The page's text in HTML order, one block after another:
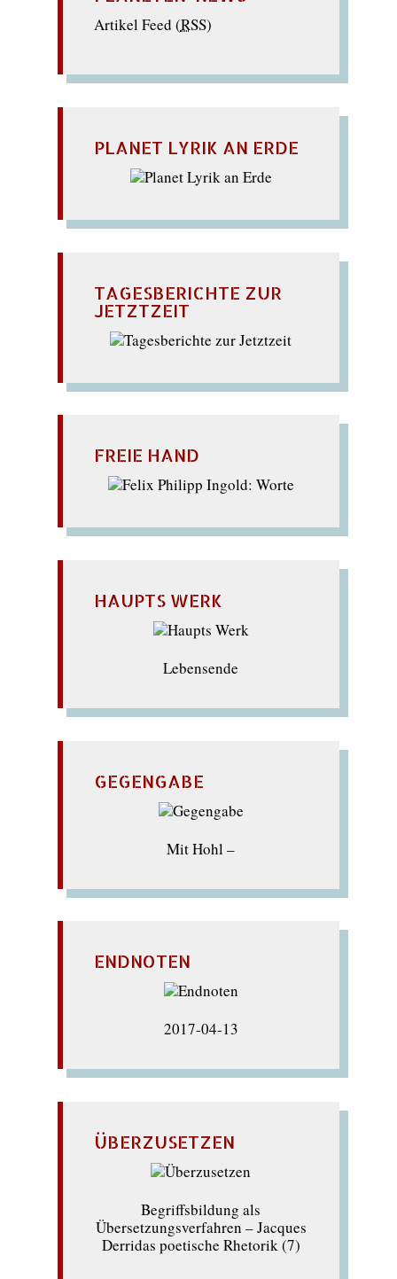
Artikel Feed (RSS)
PLANET LYRIK AN ERDE
TAGESBERICHTE ZUR
JETZTZEIT
FREIE HAND
HAUPTS WERK
Lebensende
GEGENGABE
Mit Hohl –
ENDNOTEN
2017-04-13
ÜBERZUSETZEN
Begriffsbildung als
Übersetzungsverfahren – Jacques
Derridas poetische Rhetorik (7)